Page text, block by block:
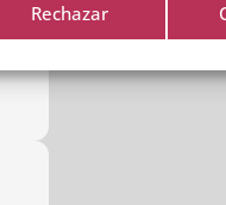
Rechazar